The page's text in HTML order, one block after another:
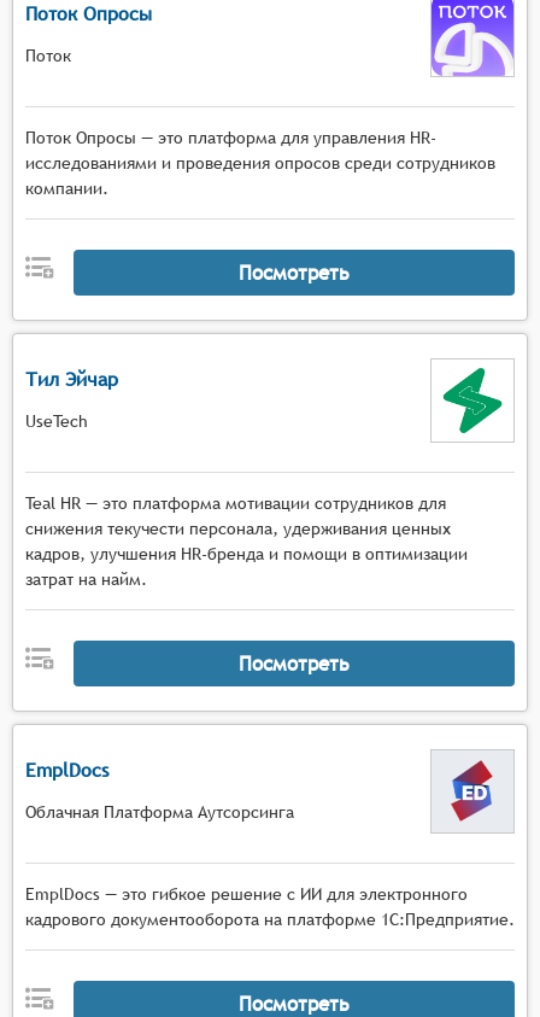
Поток Опросы
Поток
Поток Опросы — это платформа для управления HR-
исследованиями и проведения опросов среди сотрудников
компании.
Посмотреть
Тил Эйчар
UseTech
Teal HR — это платформа мотивации сотрудников для
снижения текучести персонала, удерживания ценных
кадров, улучшения HR-бренда и помощи в оптимизации
затрат на найм.
Посмотреть
EmplDocs
Облачная Платформа Аутсорсинга
EmplDocs — это гибкое решение с ИИ для электронного
кадрового документооборота на платформе 1С:Предприятие.
Посмотреть